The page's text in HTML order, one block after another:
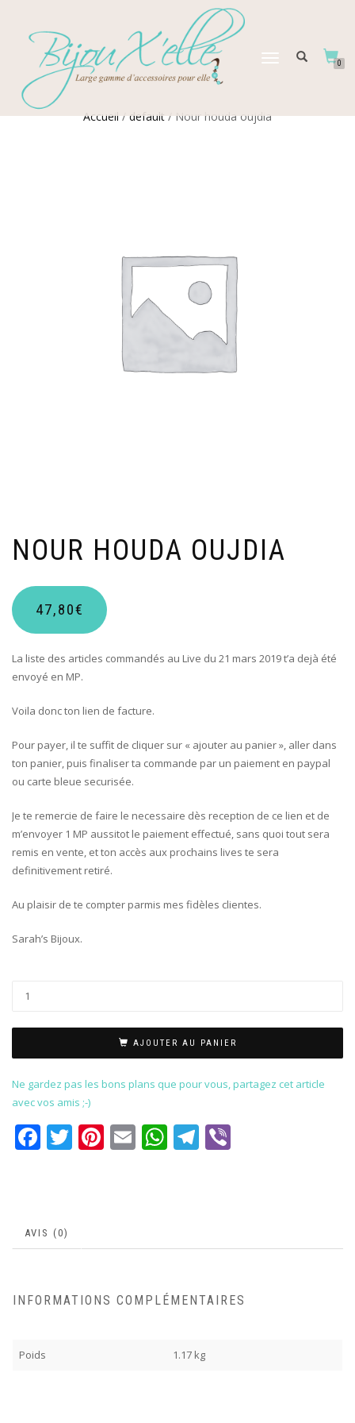
DÉPLIER
0
Accueil/default/ Nour houda oujdia
NOUR HOUDA OUJDIA
47,80€
La liste des articles commandés au Live du 21 mars 2019 t’a dejà été
envoyé en MP.
Voila donc ton lien de facture.
Pour payer, il te suffit de cliquer sur « ajouter au panier », aller dans
ton panier, puis finaliser ta commande par un paiement en paypal
ou carte bleue securisée.
Je te remercie de faire le necessaire dès reception de ce lien et de
m’envoyer 1 MP aussitot le paiement effectué, sans quoi tout sera
remis en vente, et ton accès aux prochains lives te sera
definitivement retiré.
Au plaisir de te compter parmis mes fidèles clientes.
Sarah’s Bijoux.
AJOUTER AU PANIER
Ne gardez pas les bons plans que pour vous, partagez cet article
avec vos amis ;-)
Facebook
Twitter
Pinterest
EmailWhatsApp
Telegram
AVIS (0)
INFORMATIONS COMPLÉMENTAIRES
Poids 1.17 kg